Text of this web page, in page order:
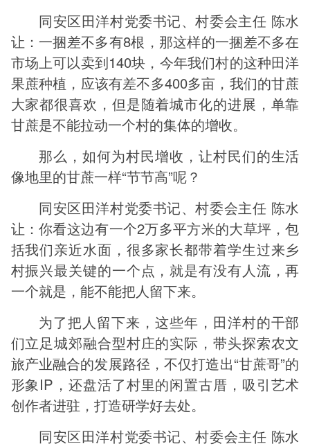
同安区田洋村党委书记、村委会主任 陈水
让：一捆差不多有8根，那这样的一捆差不多在
市场上可以卖到140块，今年我们村的这种田洋
果蔗种植，应该有差不多400多亩，我们的甘蔗
大家都很喜欢，但是随着城市化的进展，单靠
甘蔗是不能拉动一个村的集体的增收。
那么，如何为村民增收，让村民们的生活
像地里的甘蔗一样“节节高”呢？
同安区田洋村党委书记、村委会主任 陈水
让：你看这边有一个2万多平方米的大草坪，包
括我们亲近水面，很多家长都带着学生过来乡
村振兴最关键的一个点，就是有没有人流，再
一个就是，能不能把人留下来。
为了把人留下来，这些年，田洋村的干部
们立足城郊融合型村庄的实际，带头探索农文
旅产业融合的发展路径，不仅打造出“甘蔗哥”的
形象IP，还盘活了村里的闲置古厝，吸引艺术
创作者进驻，打造研学好去处。
同安区田洋村党委书记、村委会主任 陈水